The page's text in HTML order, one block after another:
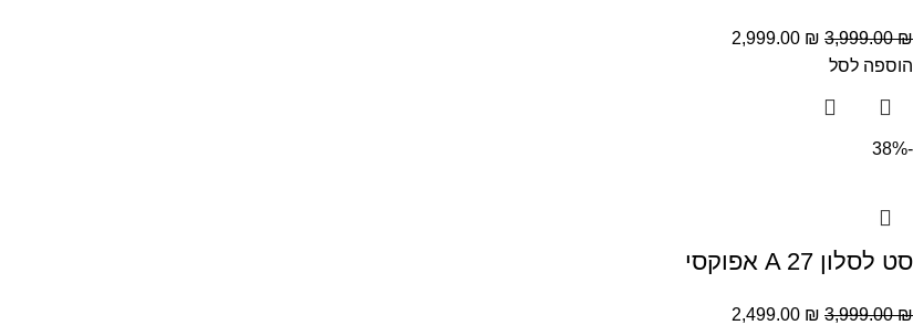
3,999.00₪
2,999.00 ₪
הוספה לסל
-38%
סט לסלון A 27 אפוקסי
3,999.00₪
2,499.00 ₪